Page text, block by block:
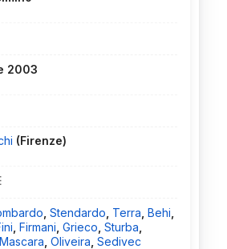
2003
(Firenze)
Stendardo Terra Behi
Firmani Grieco Sturba
Mascara Oliveira Sedivec